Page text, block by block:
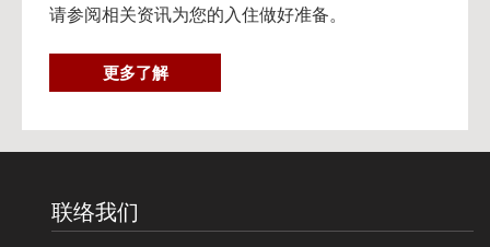
请参阅相关资讯为您的入住做好准备。
更多了解2
0
联络我们